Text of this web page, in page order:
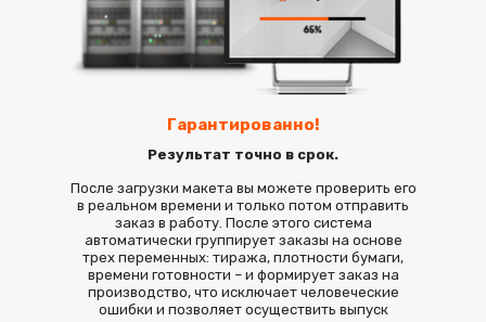
Гарантированно!
Результат точно в срок.
После загрузки макета вы можете проверить его
в реальном времени и только потом отправить
заказ в работу. После этого система
автоматически группирует заказы на основе
трех переменных: тиража, плотности бумаги,
времени готовности – и формирует заказ на
производство, что исключает человеческие
ошибки и позволяет осуществить выпуск